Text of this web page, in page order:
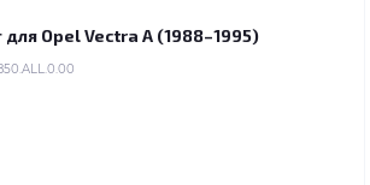
для Opel Vectra A (1988–1995)